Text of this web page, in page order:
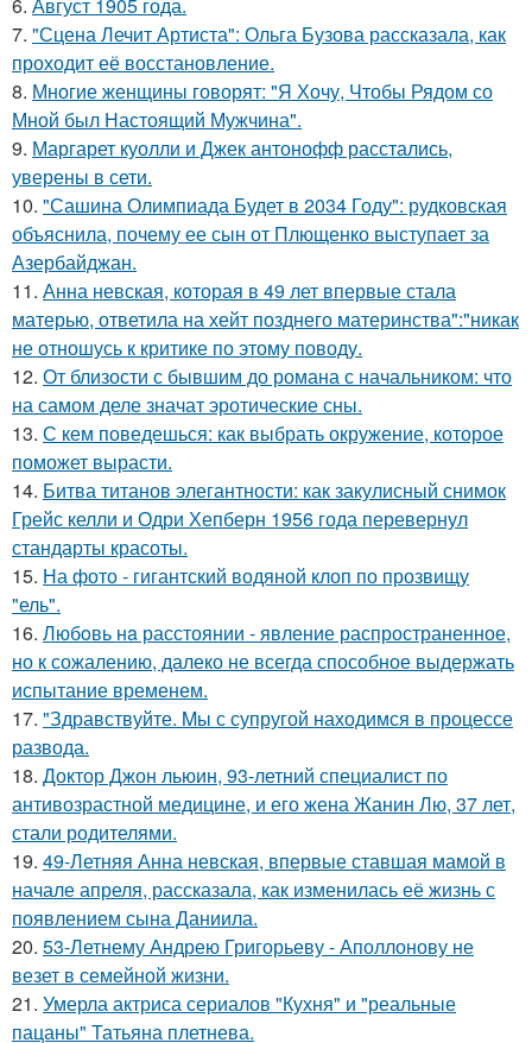
6. Август 1905 года.
7. "Сцена Лечит Артиста": Ольга Бузова рассказала, как
проходит её восстановление.
8. Многие женщины говорят: "Я Хочу, Чтобы Рядом со
Мной был Настоящий Мужчина".
9. Маргарет куолли и Джек антонофф расстались,
уверены в сети.
10. "Сашина Олимпиада Будет в 2034 Году": рудковская
объяснила, почему ее сын от Плющенко выступает за
Азербайджан.
11. Анна невская, которая в 49 лет впервые стала
матерью, ответила на хейт позднего материнства":"никак
не отношусь к критике по этому поводу.
12. От близости с бывшим до романа с начальником: что
на самом деле значат эротические сны.
13. С кем поведешься: как выбрать окружение, которое
поможет вырасти.
14. Битва титанов элегантности: как закулисный снимок
Грейс келли и Одри Хепберн 1956 года перевернул
стандарты красоты.
15. На фото - гигантский водяной клоп по прозвищу
"ель".
16. Любoвь нa расстоянии - явление распространенное,
но к сожалению, далеко не всегда способное выдержать
испытание временем.
17. "Здравствуйте. Mы с супругой находимся в процессе
развода.
18. Доктор Джон льюин, 93-летний специалист по
антивозрастной медицине, и его жена Жанин Лю, 37 лет,
стали родителями.
19. 49-Летняя Анна невская, впервые ставшая мамой в
начале апреля, рассказала, как изменилась её жизнь с
появлением сына Даниила.
20. 53-Летнему Андрею Григорьеву - Аполлонову не
везет в семейной жизни.
21. Умерла актриса сериалов "Кухня" и "реальные
пацаны" Татьяна плетнева.